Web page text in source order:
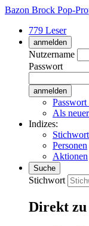
Bazon Brock Pop-
779 Leser
anmelden
Nutzername
Passwort
Passwort
Als
Indizes:
Personen
Aktionen
Suche
Stichwort
Direkt